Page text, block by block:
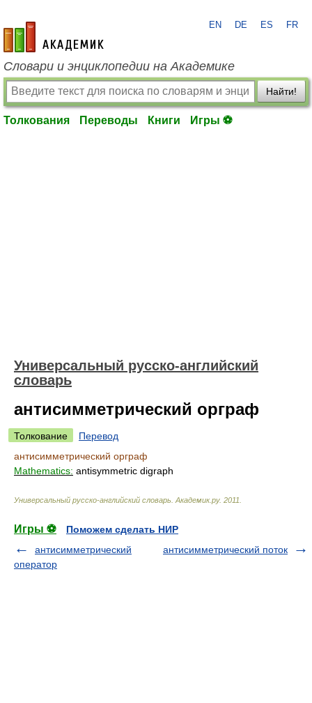
academic.ru
EN DE ES FR
Словари и энциклопедии на Академике
Найти!
Толкования Переводы Книги Игры ⚽
Универсальный русско-английский
словарь
антисимметрический орграф
Толкование
Перевод
антисимметрический орграф
Mathematics: antisymmetric digraph
Универсальный русско-английский словарь Академик.ру. 2011
Игры ⚽
Поможем сделать НИР
антисимметрический
оператор
антисимметрический поток